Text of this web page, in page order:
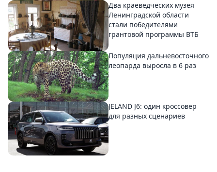
Два краеведческих музея
Ленинградской области
стали победителями
грантовой программы ВТБ
Популяция дальневосточного
леопарда выросла в 6 раз
JELAND J6: один кроссовер
для разных сценариев